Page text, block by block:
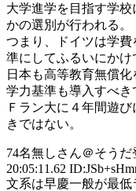
大学進学を目指す学
かの選別が行われる。
つまり、ドイツは学
準にしてふるいにかけ
日本も高等教育無償
学力基準も導入すべき
Ｆラン大に４年間遊
きではない。
74名無しさん＠そうだ
20:05:11.62
文系は早慶一般が最低